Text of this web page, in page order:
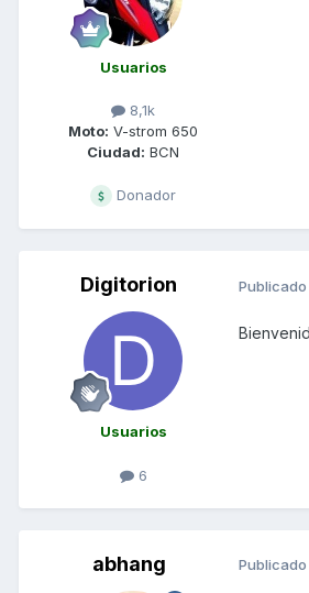
Usuarios
8,1k
Moto: V-strom 650
Ciudad: BCN
Donador
Digitorion
Usuarios
6
Publicado
abhang Publicado